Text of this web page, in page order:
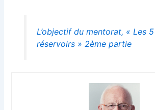
L’objectif du mentorat, « Les 5
réservoirs » 2ème partie